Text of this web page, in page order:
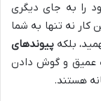
را به جای دیگری
کار نه تنها به شما
بلکه پیوندهای
عمیق و گوش دادن
هستند.